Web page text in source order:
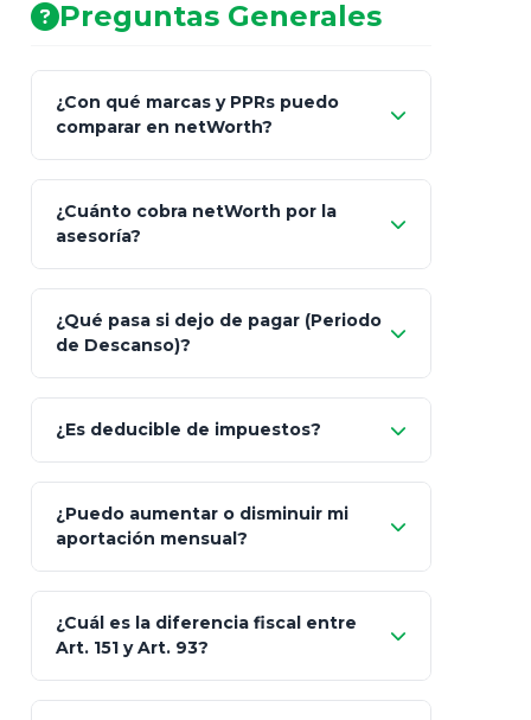
Preguntas Generales
¿Con qué marcas y PPRs puedo
comparar en netWorth?
GNP (Proyecta)
Seguros Monterrey
Skandia (Crea)
MetLife (MetaLife)
Prudential
¿Cuánto cobra netWorth por la
asesoría?
¿Qué pasa si dejo de pagar (Periodo
de Descanso)?
¿Es deducible de impuestos?
¿Puedo aumentar o disminuir mi
aportación mensual?
¿Cuál es la diferencia fiscal entre
Art. 151 y Art. 93?